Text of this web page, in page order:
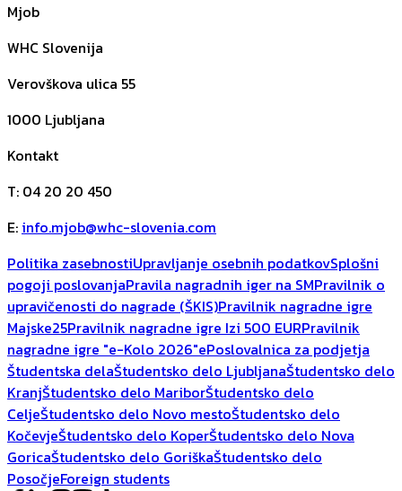
Mjob
WHC Slovenija
Verovškova ulica 55
1000 Ljubljana
Kontakt
T: 04 20 20 450
E: info.mjob@whc-slovenia.com
Politika zasebnostiUpravljanje osebnih podatkovSplošni
pogoji poslovanjaPravila nagradnih iger na SMPravilnik o
upravičenosti do nagrade (ŠKIS)Pravilnik nagradne igre
Majske25Pravilnik nagradne igre Izi 500 EURPravilnik
nagradne igre "e-Kolo 2026"ePoslovalnica za podjetja
Študentska delaŠtudentsko delo LjubljanaŠtudentsko delo
KranjŠtudentsko delo MariborŠtudentsko delo
CeljeŠtudentsko delo Novo mestoŠtudentsko delo
KočevjeŠtudentsko delo KoperŠtudentsko delo Nova
GoricaŠtudentsko delo GoriškaŠtudentsko delo
PosočjeForeign students